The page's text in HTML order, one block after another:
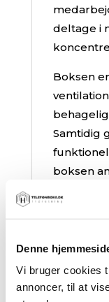
Denne
Vi bruger cookies
annoncer, til at
deltage i
Boksen
Samtidig
boksen
opkald
x USB-C
laptop,
Med sine